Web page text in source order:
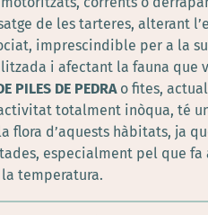
de les tarteres, alterant
imprescindible per a la
i afectant la fauna que
PILES DE PEDRAo fites,
totalment inòqua, té
flora d’aquests hàbitats, ja
especialment pel que fa
temperatura.